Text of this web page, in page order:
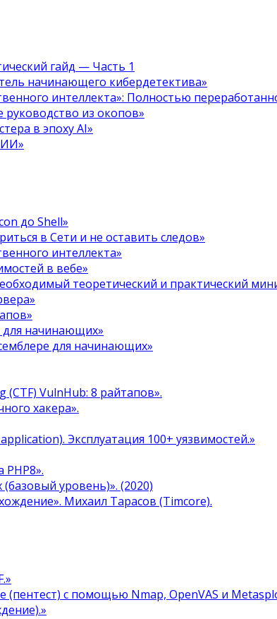
гайд — Часть 1
начинающего кибердетектива»
интеллекта»: Полностью
руководство из окопов»
в эпоху AI»
ИИ»
до Shell»
в Сети и не оставить следов»
интеллекта»
в вебе»
теоретический и практический
для начинающих»
для начинающих»
(CTF) VulnHub: 8 райтапов».
хакера».
Эксплуатация 100+ уязвимостей.»
PHP8».
уровень)». (2020)
Михаил Тарасов (Timcore).
с помощью Nmap, OpenVAS и